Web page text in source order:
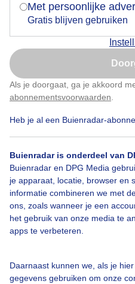
Met persoonlijke
Gratis blijven gebruiken
Als je doorgaat, ga je akkoord
abonnementsvoorwaarden
Heb je al een Buienradar-
Buienradar is onderdeel van
Buienradar en DPG Media
je apparaat, locatie, browser en
informatie combineren we met
ons, zoals wanneer je een
het gebruik van onze media te
apps te verbeteren.
Daarnaast kunnen we, als je
gegevens gebruiken om onze
Bekijk slideshow
Een moment
Nu niet,
Klik hierom dit